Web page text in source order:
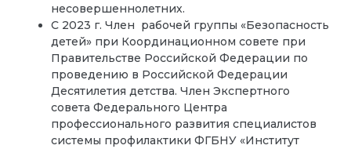
несовершеннолетних.
С 2023 г. Член рабочей группы «Безопасность
детей» при Координационном совете при
Правительстве Российской Федерации по
проведению в Российской Федерации
Десятилетия детства. Член Экспертного
совета Федерального Центра
профессионального развития специалистов
системы профилактики ФГБНУ «Институт